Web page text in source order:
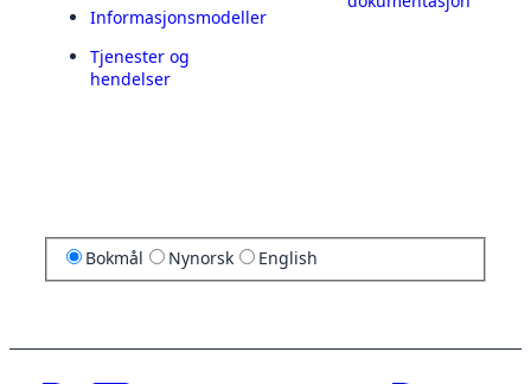
Informasjonsmodeller
Tjenester og
hendelser
Bokmål Nynorsk English